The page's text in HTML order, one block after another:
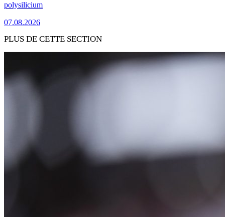
polysilicium
07.08.2026
PLUS DE CETTE SECTION